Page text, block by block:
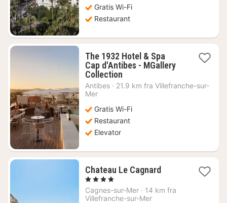
Gratis Wi-Fi
Restaurant
The 1932 Hotel & Spa
Cap d'Antibes - MGallery
Collection1
nat
kr.
Antibes · 21.9 km fra Villefranche-sur-
Mer
Gratis Wi-Fi
Restaurant
Elevator
Chateau Le Cagnard1
fra
, 4 Stjerner
Cagnes-sur-Mer · 14 km fra
Villefranche-sur-Mer